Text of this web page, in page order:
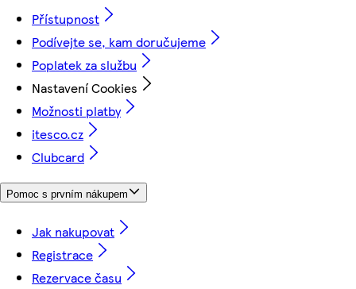
Přístupnost
Podívejte se, kam doručujeme
Poplatek za službu
Nastavení Cookies
Možnosti platby
itesco.cz
Clubcard
Pomoc s prvním nákupem
Jak nakupovat
Registrace
Rezervace času